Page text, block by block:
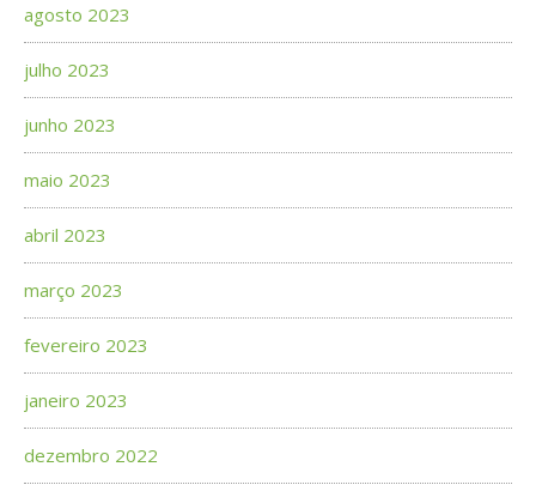
agosto 2023
julho 2023
junho 2023
maio 2023
abril 2023
março 2023
fevereiro 2023
janeiro 2023
dezembro 2022